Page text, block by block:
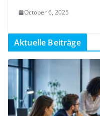
October 6, 2025
Aktuelle Beiträge